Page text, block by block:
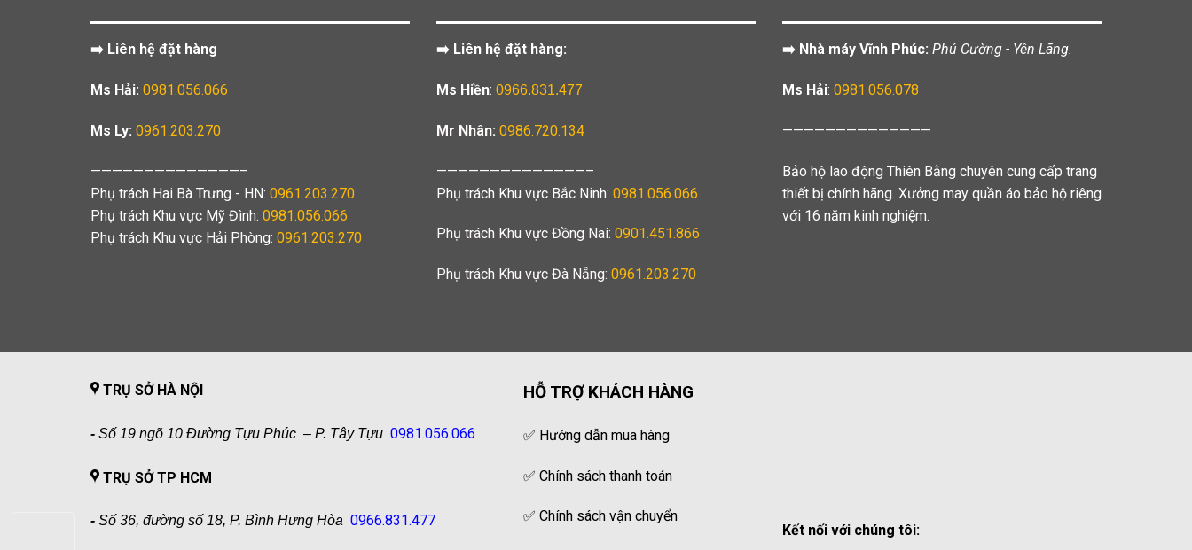
➡️ Liên hệ đặt hàng
Ms Hải: 0981.056.066
Ms Ly: 0961.203.270
——————————————–
Phụ trách Hai Bà Trưng - HN: 0961.203.270
Phụ trách Khu vực Mỹ Đình: 0981.056.066
Phụ trách Khu vực Hải Phòng: 0961.203.270
➡️ Liên hệ đặt hàng:
Ms Hiền: 0966.831.477
Mr Nhân: 0986.720.134
——————————————–
Phụ trách Khu vực Bắc Ninh: 0981.056.066
Phụ trách Khu vực Đồng Nai: 0901.451.866
Phụ trách Khu vực Đà Nẵng: 0961.203.270
➡️ Nhà máy Vĩnh Phúc: Phú Cường - Yên Lãng.
Ms Hải: 0981.056.078
——————————————
Bảo hộ lao động Thiên Bằng chuyên cung cấp trang
thiết bị chính hãng. Xưởng may quần áo bảo hộ riêng
với 16 năm kinh nghiệm.
TRỤ SỞ HÀ NỘI
- Số 19 ngõ 10 Đường Tựu Phúc – P. Tây Tựu 0981.056.066
TRỤ SỞ TP HCM
- Số 36, đường số 18, P. Bình Hưng Hòa 0966.831.477
HỖ TRỢ KHÁCH HÀNG
✅ Hướng dẫn mua hàng
✅ Chính sách thanh toán
✅ Chính sách vận chuyển
Kết nối với chúng tôi: